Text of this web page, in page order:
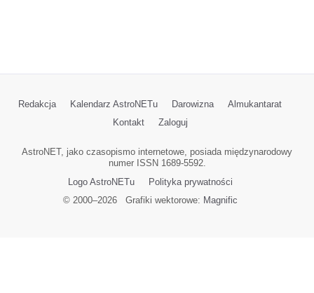
Redakcja Kalendarz AstroNETu Darowizna
Almukantarat
Kontakt
Zaloguj
AstroNET, jako czasopismo internetowe, posiada międzynarodowy
numer ISSN 1689-5592.
Logo AstroNETu
Polityka prywatności
© 2000–2026Grafiki wektorowe: Magnific